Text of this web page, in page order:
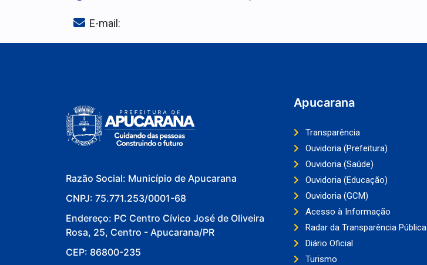
E-mail:
Razão Social: Município de Apucarana
CNPJ: 75.771.253/0001-68
Endereço: PC Centro Cívico José de Oliveira
Rosa, 25, Centro - Apucarana/PR
CEP: 86800-235
Apucarana
Transparência
Ouvidoria (Prefeitura)
Ouvidoria (Saúde)
Ouvidoria (Educação)
Ouvidoria (GCM)
Acesso à Informação
Radar da Transparência Pública
Diário Oficial
Turismo